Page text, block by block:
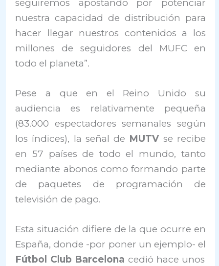
seguiremos apostando por potenciar
nuestra capacidad de distribución para
hacer llegar nuestros contenidos a los
millones de seguidores del MUFC en
todo el planeta”.
Pese a que en el Reino Unido su
audiencia es relativamente pequeña
(83.000 espectadores semanales según
los índices), la señal de MUTV se recibe
en 57 países de todo el mundo, tanto
mediante abonos como formando parte
de paquetes de programación de
televisión de pago.
Esta situación difiere de la que ocurre en
España, donde -por poner un ejemplo- el
Fútbol Club Barcelona cedió hace unos